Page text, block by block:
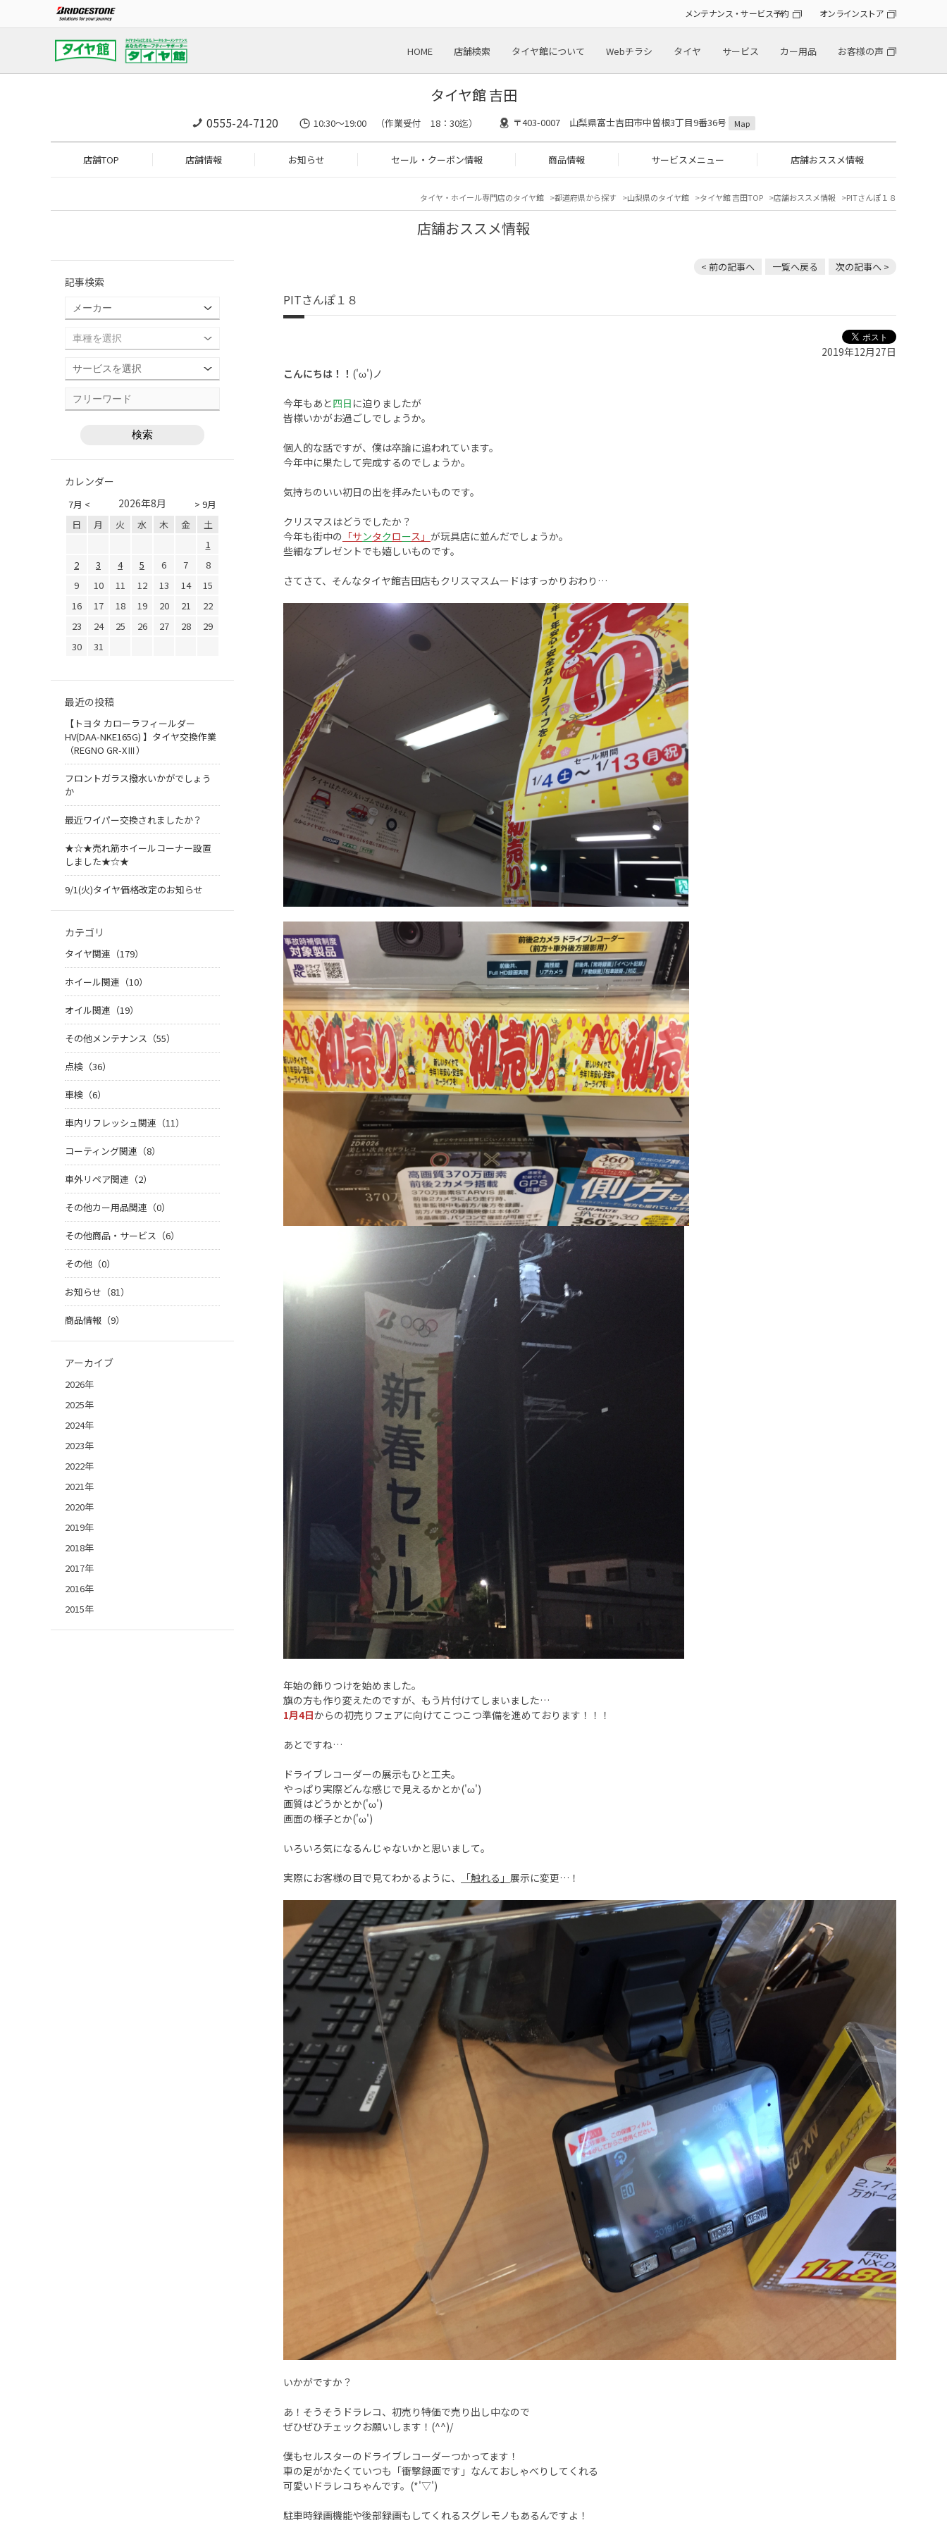
メンテナンス・サービス予約 オンラインストア
HOME 店舗検索 タイヤ館について Webチラシ タイヤ サービス カー用品 お客様の声
タイヤ館 吉田
0555-24-7120 10:30～19:00 （作業受付 18：30迄） 〒403-0007 山梨県富士吉田市中曽根3丁目9番36号 Map
店舗TOP 店舗情報 お知らせ セール・クーポン情報 商品情報 サービスメニュー 店舗おススメ情報
タイヤ・ホイール専門店のタイヤ館 都道府県から探す 山梨県のタイヤ館 タイヤ館 吉田TOP 店舗おススメ情報 PITさんぽ１８
店舗おススメ情報
< 前の記事へ 一覧へ戻る 次の記事へ >
PITさんぽ１８
2019年12月27日
こんにちは！！ ('ω')ノ
今年もあと四日 に迫りましたが
皆様いかがお過ごしでしょうか。
個人的な話ですが、僕は卒論に追われています。
今年中に果たして完成するのでしょうか。
気持ちのいい初日の出を拝みたいものです。
クリスマスはどうでしたか？
今年も街中の 「サンタクロース」 が玩具店に並んだでしょうか。
些細なプレゼントでも嬉しいものです。
さてさて、そんなタイヤ館吉田店もクリスマスムードはすっかりおわり…
年始の飾りつけを始めました。
旗の方も作り変えたのですが、もう片付けてしまいました…
1月4日からの初売りフェアに向けてこつこつ準備を進めております！！！
あとですね…
ドライブレコーダーの展示もひと工夫。
やっぱり実際どんな感じで見えるかとか('ω')
画質はどうかとか('ω')
画面の様子とか('ω')
いろいろ気になるんじゃないかと思いまして。
実際にお客様の目で見てわかるように、 「触れる」 展示に変更…！
いかがですか？
あ！そうそうドラレコ、初売り特価で売り出し中なので
ぜひぜひチェックお願いします！(^^)/
僕もセルスターのドライブレコーダーつかってます！
車の足がかたくていつも「衝撃録画です」なんておしゃべりしてくれる
可愛いドラレコちゃんです。(*'▽')
駐車時録画機能や後部録画もしてくれるスグレモノもあるんですよ！
記事検索
カレンダー
7月 < > 9月
2026年8月
日 月 火 水 木 金
土
1
2
3 4 5 6 7
8
9
10 11 12 13 14
15
16
17 18 19 20 21
22
23
24 25 26 27 28
29
30
31
最近の投稿
【トヨタ カローラフィールダー
HV(DAA-NKE165G) 】タイヤ交換作業
（REGNO GR-XⅢ）
フロントガラス撥水いかがでしょう
か
最近ワイパー交換されましたか？
★☆★売れ筋ホイールコーナー設置
しました★☆★
9/1(火)タイヤ価格改定のお知らせ
カテゴリ
タイヤ関連（179）
ホイール関連（10）
オイル関連（19）
その他メンテナンス（55）
点検（36）
車検（6）
車内リフレッシュ関連（11）
コーティング関連（8）
車外リペア関連（2）
その他カー用品関連（0）
その他商品・サービス（6）
その他（0）
お知らせ（81）
商品情報（9）
アーカイブ
2026年
2025年
2024年
2023年
2022年
2021年
2020年
2019年
2018年
2017年
2016年
2015年